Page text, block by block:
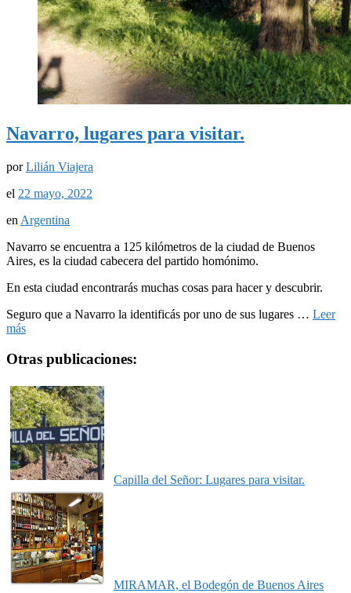
Navarro, lugares para visitar.
porLilián Viajera
el 22 mayo, 2022
en Argentina
Navarro se encuentra a 125 kilómetros de la ciudad de Buenos
Aires, es la ciudad cabecera del partido homónimo.
En esta ciudad encontrarás muchas cosas para hacer y descubrir.
Seguro que a Navarro la identificás por uno de sus lugares … Leer
más
Otras publicaciones:
Capilla del Señor: Lugares para visitar.
MIRAMAR, el Bodegón de Buenos Aires